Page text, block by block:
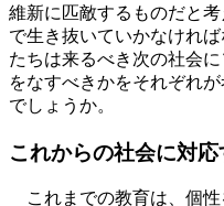
維新に匹敵するものだと
で生き抜いていかなけれ
たちは来るべき次の社会
をなすべきかをそれぞれ
でしょうか。
これからの社会に対応
これまでの教育は、個性